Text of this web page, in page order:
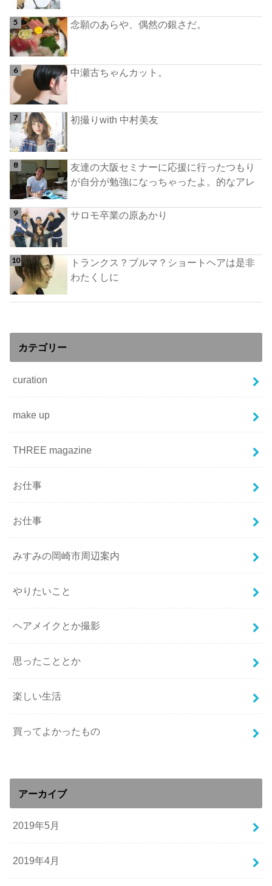
念願のあらや、偶然の銀さだ。
中瀬古ちゃんカット。
初撮りwith 中村美友
友達の大阪セミナーに応援に行ったつもり
が自分が勉強になっちゃったよ。的なアレ
サロモ卒業の原あかり
トランクス？ブルマ？ショートヘアは是非
わたくしに
カテゴリー
curation
make up
THREE magazine
お仕事
お仕事
みすみの岡崎市周辺案内
やりたいこと
ヘアメイクとか撮影
思ったこととか
楽しい生活
買ってよかったもの
アーカイブ
2019年5月
2019年4月